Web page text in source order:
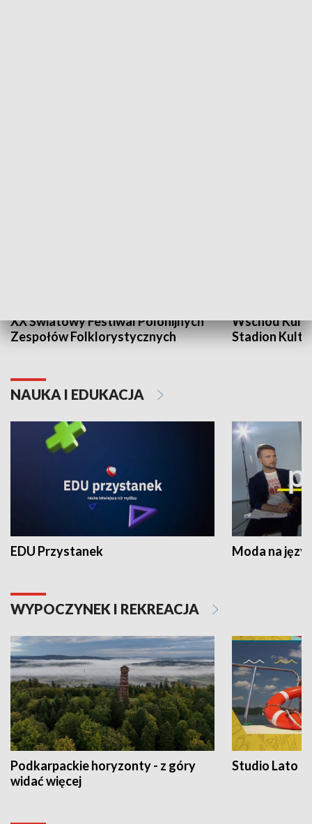
XX Światowy Festiwal Polonijnych
Zespołów Folklorystycznych
Wschód
Stadion
NAUKA I EDUKACJA
EDU Przystanek Moda na
WYPOCZYNEK I REKREACJA
Podkarpackie horyzonty - z góry
widać więcej
Studio Lato